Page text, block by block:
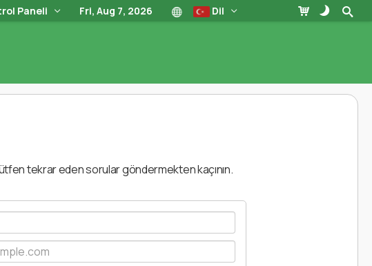
Paneli Fri, Aug 7, 2026 Dil
tekrar eden sorular göndermekten kaçının.